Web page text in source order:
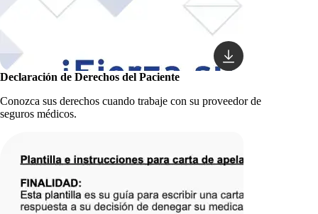
Declaración de Derechos del Paciente
Conozca sus derechos cuando trabaje con su proveedor de
seguros médicos.